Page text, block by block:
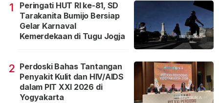
1
Peringati HUT RI ke-81, SD
Tarakanita Bumijo Bersiap
Gelar Karnaval
Kemerdekaan di Tugu Jogja
2 Perdoski Bahas Tantangan
Penyakit Kulit dan HIV/AIDS
dalam PIT XXI 2026 di
Yogyakarta